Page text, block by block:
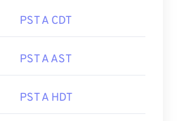
PST A CDT
PST A AST
PST A HDT